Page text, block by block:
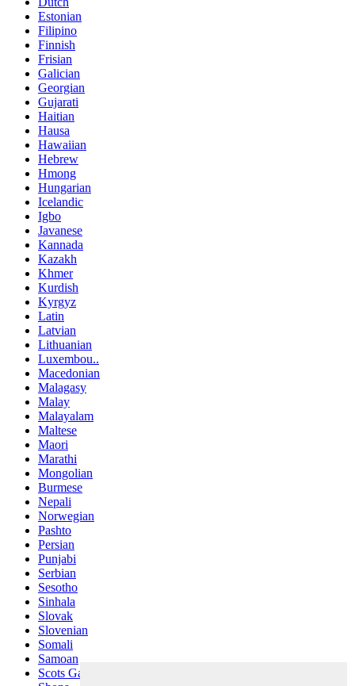
Estonian
Filipino
Finnish
Frisian
Galician
Georgian
Gujarati
Haitian
Hausa
Hawaiian
Hebrew
Hmong
Hungarian
Icelandic
Igbo
Javanese
Kannada
Kazakh
Khmer
Kurdish
Kyrgyz
Latin
Latvian
Lithuanian
Luxembou..
Macedonian
Malagasy
Malay
Malayalam
Maltese
Maori
Marathi
Mongolian
Burmese
Nepali
Norwegian
Pashto
Persian
Punjabi
Serbian
Sesotho
Sinhala
Slovak
Slovenian
Somali
Samoan
Scots Gaelic